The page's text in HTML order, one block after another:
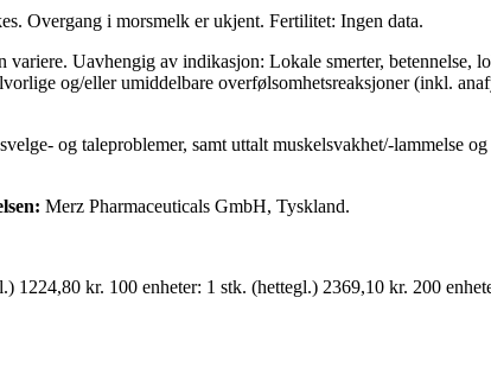
Overgang i morsmelk er ukjent. Fertilitet: Ingen data.
Uavhengig av indikasjon: Lokale smerter, betennelse,
og/eller umiddelbare overfølsomhetsreaksjoner (inkl.
og taleproblemer, samt uttalt muskelsvakhet/-lammelse
Merz Pharmaceuticals GmbH, Tyskland.
1224,80 kr. 100 enheter: 1 stk. (hettegl.) 2369,10 kr. 200